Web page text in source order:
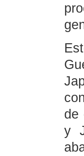
de
y